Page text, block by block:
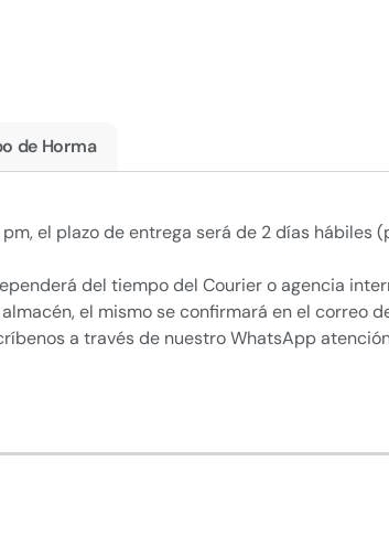
de Horma
el plazo de entrega será de 2 días hábiles
del tiempo del Courier o agencia
el mismo se confirmará en el correo
a través de nuestro WhatsApp